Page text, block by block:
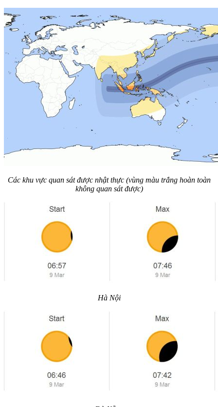
Các khu vực quan sát được nhật thực (vùng màu trắng hoàn toàn
không quan sát được)
Hà Nội